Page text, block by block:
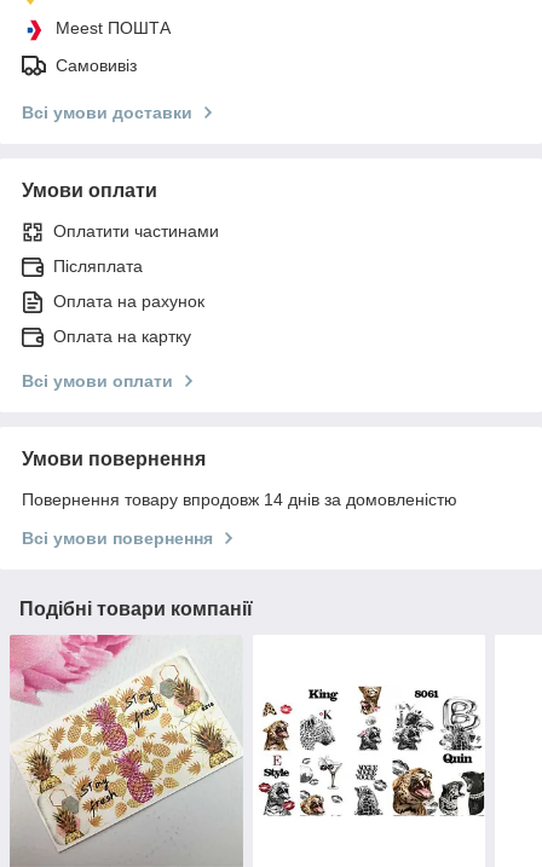
Meest ПОШТА
Самовивіз
Всі умови доставки
Умови оплати
Оплатити частинами
Післяплата
Оплата на рахунок
Оплата на картку
Всі умови оплати
Умови повернення
Повернення товару впродовж 14 днів за домовленістю
Всі умови повернення
Подібні товари компанії